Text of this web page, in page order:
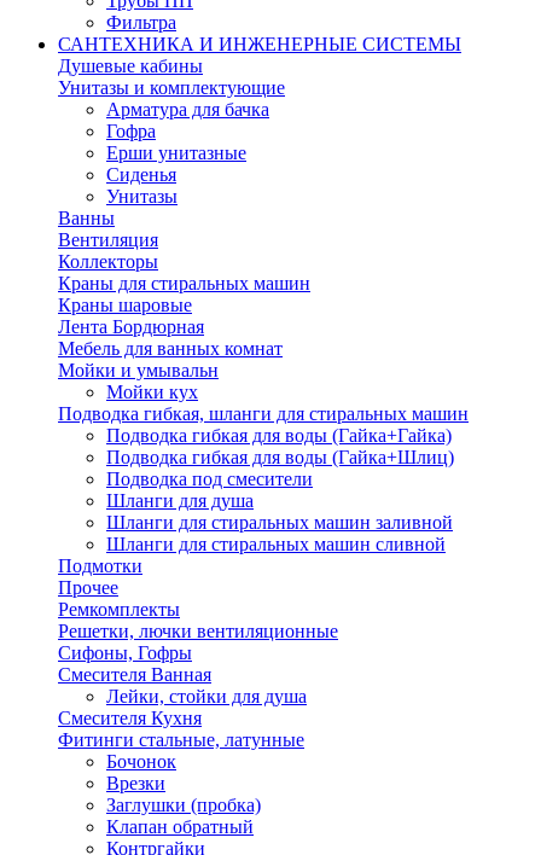
Фильтра
САНТЕХНИКА И ИНЖЕНЕРНЫЕ СИСТЕМЫ
Душевые кабины
Унитазы и комплектующие
Арматура для бачка
Гофра
Ерши унитазные
Сиденья
Унитазы
Ванны
Вентиляция
Коллекторы
Краны для стиральных машин
Краны шаровые
Лента Бордюрная
Мебель для ванных комнат
Мойки и умывальн
Мойки кух
Подводка гибкая, шланги для стиральных машин
Подводка гибкая для воды (Гайка+Гайка)
Подводка гибкая для воды (Гайка+Шлиц)
Подводка под смесители
Шланги для душа
Шланги для стиральных машин заливной
Шланги для стиральных машин сливной
Подмотки
Прочее
Ремкомплекты
Решетки, лючки вентиляционные
Сифоны, Гофры
Смесителя Ванная
Лейки, стойки для душа
Смесителя Кухня
Фитинги стальные, латунные
Бочонок
Врезки
Заглушки (пробка)
Клапан обратный
Контргайки